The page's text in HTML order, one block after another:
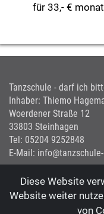
für 33,- €
Tanzschule - darf ich
Inhaber: Thiemo
Woerdener Straße 12
33803 Steinhagen
Tel: 05204 9252848
E-Mail:
Diese Website
Website weiter
von